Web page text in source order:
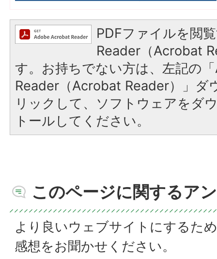
PDFファイルを閲
Reader（Acrobat
す。お持ちでない方は、左記の
Reader（Acrobat Reader）」ダ
リックして、ソフトウェアをダ
トールしてください。
このページに関するア
より良いウェブサイトにするた
感想をお聞かせください。